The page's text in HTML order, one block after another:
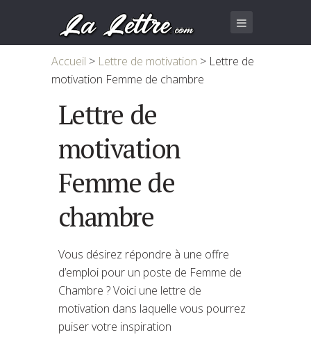
Accueil > Lettre de motivation > Lettre de
motivation Femme de chambre
Lettre de
motivation
Femme de
chambre
Vous désirez répondre à une offre
d’emploi pour un poste de Femme de
Chambre ? Voici une lettre de
motivation dans laquelle vous pourrez
puiser votre inspiration